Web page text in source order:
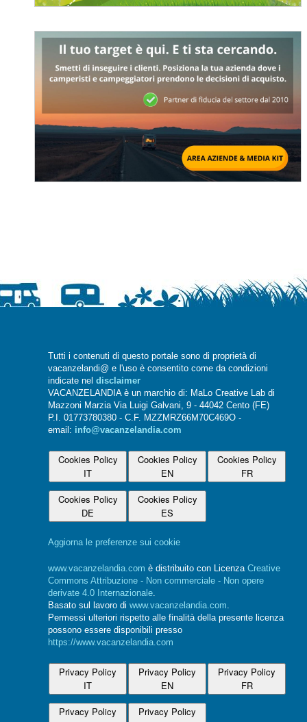
Tutti i contenuti di questo portale sono di proprietà di
vacanzelandi@ e l'uso è consentito come da condizioni
indicate nel disclaimer
VACANZELANDIA è un marchio di: MaLo Creative Lab di
Mazzoni Marzia Via Luigi Galvani, 9 - 44042 Cento (FE)
P.I. 01773780380 - C.F. MZZMRZ66M70C469O -
email: info@vacanzelandia.com
Cookies Policy
IT
Cookies Policy
EN
Cookies Policy
FR
Cookies Policy
DE
Cookies Policy
ES
Aggiorna le preferenze sui cookie
www.vacanzelandia.com è distribuito con Licenza Creative
Commons Attribuzione - Non commerciale - Non opere
derivate 4.0 Internazionale
Basato sul lavoro di www.vacanzelandia.com
Permessi ulteriori rispetto alle finalità della presente licenza
possono essere disponibili presso
https://www.vacanzelandia.com
Privacy Policy
IT
Privacy Policy
EN
Privacy Policy
FR
Privacy Policy
Privacy Policy